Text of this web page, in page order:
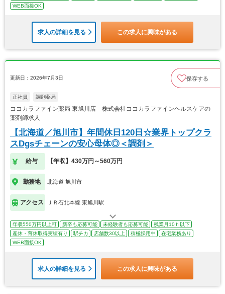
WEB面接OK
求人の詳細を見る この求人に興味がある
更新日：2026年7月3日 保存する
正社員 調剤薬局
ココカラファイン薬局 東旭川店 株式会社ココカラファインヘルスケアの
薬剤師求人
【北海道／旭川市】年間休日120日☆業界トップクラ
スDgsチェーンの安心母体◎＜調剤＞
給与 【年収】430万円～560万円
勤務地 北海道 旭川市
アクセス ＪＲ石北本線 東旭川駅
年収550万円以上可 新卒も応募可能 未経験者も応募可能
残業月10ｈ以下
産休・育休取得実績有り
駅チカ 店舗数30以上 積極採用中
在宅業務あり
WEB面接OK
求人の詳細を見る この求人に興味がある